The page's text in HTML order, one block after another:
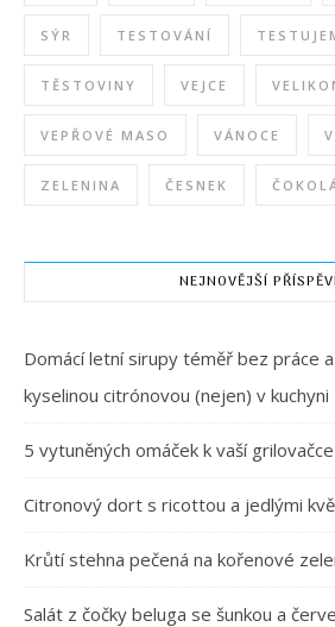
SÝR TESTOVÁNÍ
TĚSTOVINY VEJCE
VEPŘOVÉ MASO VÁNOCE
ZELENINA ČESNEK
NEJNOVĚJŠÍ
Domácí letní sirupy téměř bez práce
kyselinou citrónovou (nejen) v kuchyni
5 vytuněných omáček k vaší grilovačce
Citronový dort s ricottou a jedlými
Krůtí stehna pečená na kořenové
Salát z čočky beluga se šunkou a